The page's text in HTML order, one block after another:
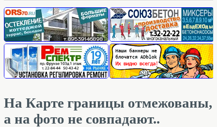
На Карте границы отмежованы,
а на фото не совпадают..